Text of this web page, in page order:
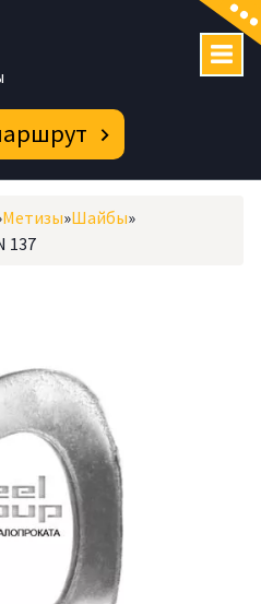
Метизы»Шайбы»
137